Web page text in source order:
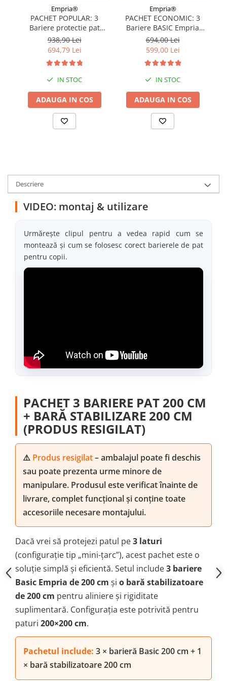
Empria®
PACHET POPULAR: 3
Bariere protectie pat
copii, SELECT, 160x200
cm
938,90 Lei
694,79 Lei
IN STOC
ADAUGA IN COS
Empria®
PACHET ECONOMIC: 3
Bariere BASIC Empria
protectie pat 160X200 cm
+ bara stabilizatoare
694,00 Lei
599,00 Lei
IN STOC
ADAUGA IN COS
Descriere
VIDEO: montaj & utilizare
Urmărește clipul pentru a vedea rapid cum se
montează și cum se folosesc corect barierele de pat
pentru copii.
PACHET 3 BARIERE PAT 200 CM
+ BARĂ STABILIZARE 200 CM
(PRODUS RESIGILAT)
⚠️ Produs resigilat– ambalajul poate fi deschis
sau poate prezenta urme minore de
manipulare. Produsul este verificat înainte de
livrare, complet funcțional și conține toate
accesoriile necesare montajului.
Dacă vrei să protejezi patul pe3 laturi
(configurație tip „mini-țarc”), acest pachet este o
soluție simplă și eficientă. Setul include3 bariere
Basic Empria de 200 cm și o bară stabilizatoare
de 200 cm pentru aliniere și rigiditate
suplimentară. Configurația este potrivită pentru
paturi 200×200 cm.
Pachetul include: 3 × barieră Basic 200 cm + 1
× bară stabilizatoare 200 cm